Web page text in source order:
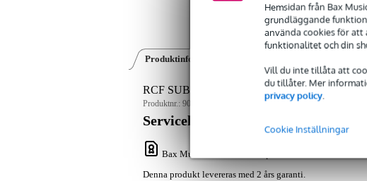
Hemsidan från Bax
grundläggande
använda cookies för
funktionalitet och din
Vill du inte tillåta att
du tillåter. Mer
privacy policy.
Cookie Inställningar
Produktinformation
RCF SUB 702-AS MK3 12-inch Active
Produktnr.: 9000-0114-8915
Servicelöfte
Bax Music Garanti
Denna produkt levereras med 2 års garanti.